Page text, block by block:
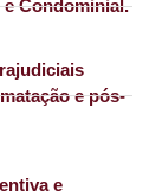
Condominial.
e pós-
e